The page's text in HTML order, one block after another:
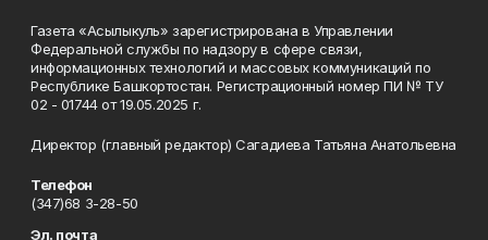
Газета «Асылыкуль» зарегистрирована в Управлении
Федеральной службы по надзору в сфере связи,
информационных технологий и массовых коммуникаций по
Республике Башкортостан. Регистрационный номер ПИ № ТУ
02 - 01744 от 19.05.2025 г.
Директор (главный редактор) Сагадиева Татьяна Анатольевна
Телефон
(347)68 3-28-50
Эл. почта